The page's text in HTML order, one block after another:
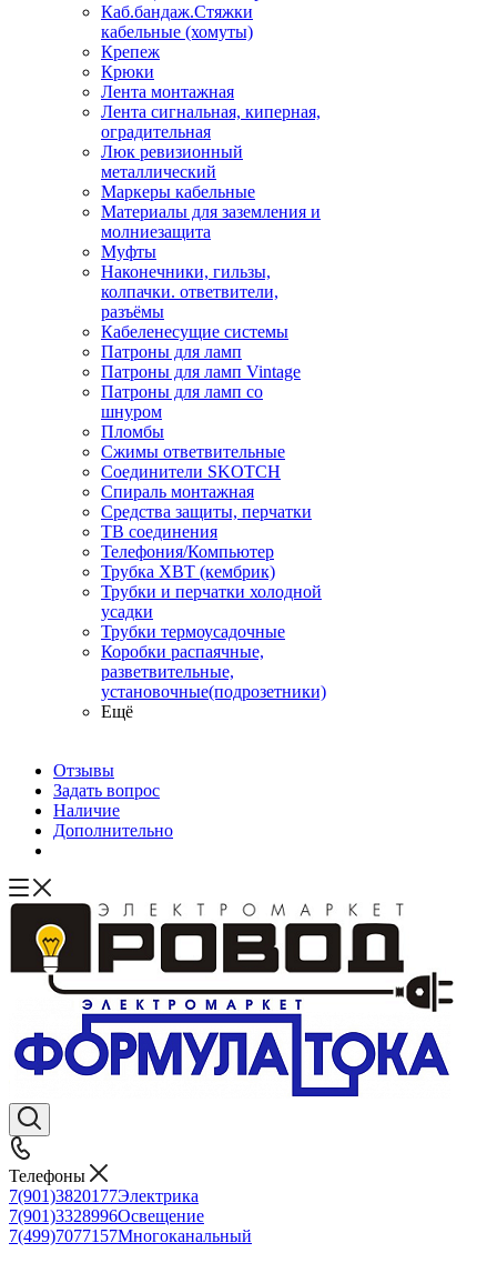
Каб.бандаж.Стяжки
кабельные (хомуты)
Крепеж
Крюки
Лента монтажная
Лента сигнальная, киперная,
оградительная
Люк ревизионный
металлический
Маркеры кабельные
Материалы для заземления и
молниезащита
Муфты
Наконечники, гильзы,
колпачки. ответвители,
разъёмы
Кабеленесущие системы
Патроны для ламп
Патроны для ламп Vintage
Патроны для ламп со
шнуром
Пломбы
Сжимы ответвительные
Соединители SKOTCH
Спираль монтажная
Средства защиты, перчатки
ТВ соединения
Телефония/Компьютер
Трубка ХВТ (кембрик)
Трубки и перчатки холодной
усадки
Трубки термоусадочные
Коробки распаячные,
разветвительные,
установочные(подрозетники)
Ещё
Отзывы
Задать вопрос
Наличие
Дополнительно
Телефоны
7(901)3820177Электрика
7(901)3328996Освещение
7(499)7077157Многоканальный